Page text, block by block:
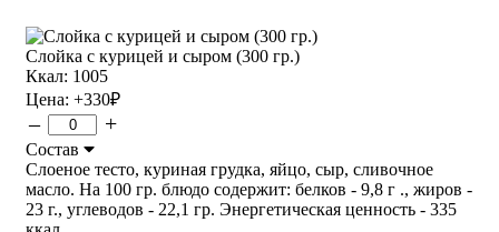
Слойка с курицей и сыром (300 гр.)
Ккал: 1005
Цена: +330₽
– +
Состав
Слоеное тесто, куриная грудка, яйцо, сыр, сливочное
масло. На 100 гр. блюдо содержит: белков - 9,8 г ., жиров -
23 г., углеводов - 22,1 гр. Энергетическая ценность - 335